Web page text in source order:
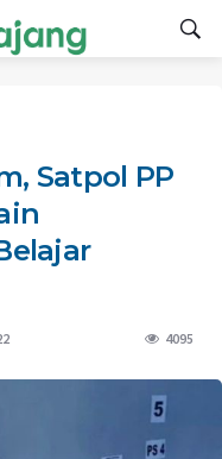
Satpol PP
4095